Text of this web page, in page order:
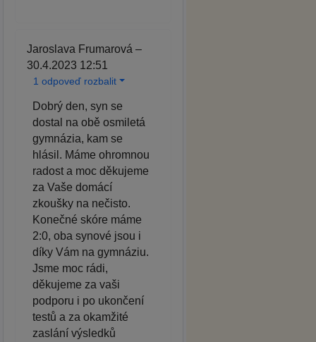
Jaroslava Frumarová –
30.4.2023 12:51
1 odpoveď rozbalit
Dobrý den, syn se
dostal na obě osmiletá
gymnázia, kam se
hlásil. Máme ohromnou
radost a moc děkujeme
za Vaše domácí
zkoušky na nečisto.
Konečné skóre máme
2:0, oba synové jsou i
díky Vám na gymnáziu.
Jsme moc rádi,
děkujeme za vaši
podporu i po ukončení
testů a za okamžité
zaslání výsledků